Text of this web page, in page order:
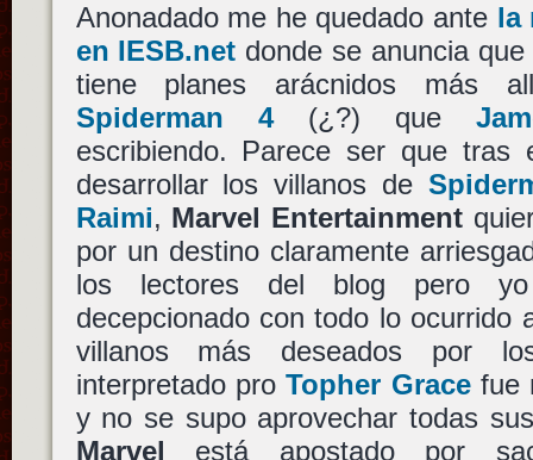
Anonadado me he quedado ante la
en IESB.net donde se anuncia que
tiene planes arácnidos más
Spiderman 4(¿?) que
escribiendo. Parece ser que tras
desarrollar los villanos de
Raimi, Marvel Entertainment
por un destino claramente
los lectores del blog pero
decepcionado con todo lo ocurrido
villanos más deseados
interpretado proTopher Gracefue
y no se supo aprovechar todas
Marvel está apostado por